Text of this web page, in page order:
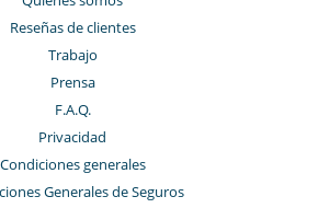
Reseñas de clientes
Trabajo
Prensa
F.A.Q.
Privacidad
Condiciones generales
Generales de Seguros